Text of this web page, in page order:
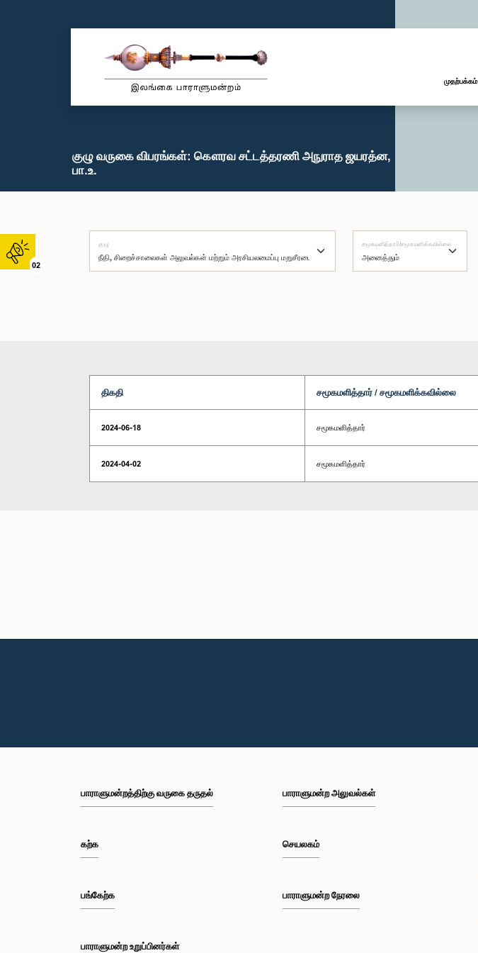
02
முதற்பக்கம்
குழு வருகை விபரங்கள்: கௌரவ சட்டத்தரணி அநுராத ஜயரத்ன,
பா.உ.
குழு சமூகமளித்தார்/சமூகமளிக்கவில்லை
திகதி சமூகமளித்தார் / சமூகமளிக்கவில்லை
2024-06-18 சமூகமளித்தார்
2024-04-02 சமூகமளித்தார்
பாராளுமன்றத்திற்கு வருகை தருதல்
கற்க
பங்கேற்க
பாராளுமன்ற உறுப்பினர்கள்
பாராளுமன்ற அலுவல்கள்
செயலகம்
பாராளுமன்ற நேரலை